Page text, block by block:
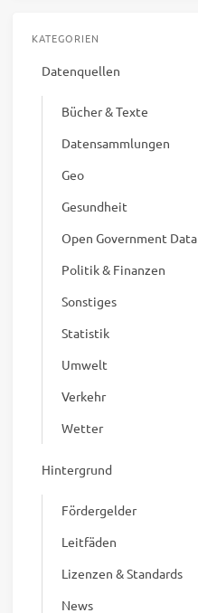
KATEGORIEN
Datenquellen
Bücher & Texte
Datensammlungen
Geo
Gesundheit
Open Government Data
Politik & Finanzen
Sonstiges
Statistik
Umwelt
Verkehr
Wetter
Hintergrund
Fördergelder
Leitfäden
Lizenzen & Standards
News